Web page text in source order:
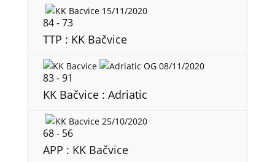
15/11/2020
84-73
TTP : KK Bačvice
08/11/2020
83-91
KK Bačvice : Adriatic
25/10/2020
68- 56
APP : KK Bačvice